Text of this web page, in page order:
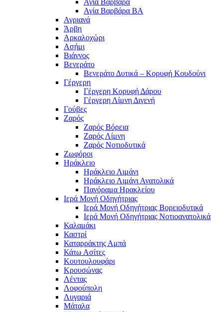
Αγία Βαρβάρα
Αγία Βαρβάρα ΒΑ
Αγριανά
Άρβη
Αρκαλοχώρι
Ασήμι
Βιάννος
Βενεράτο
Βενεράτο Δυτικά – Κορυφή Κουδούνι
Γέργερη
Γέργερη Κορυφή Δάρου
Γέργερη Λίμνη Διγενή
Γούβες
Ζαρός
Ζαρός Βόρεια
Ζαρός Λίμνη
Ζαρός Νοτιοδυτικά
Ζωφόροι
Ηράκλειο
Ηράκλειο Λιμάνι
Ηράκλειο Λιμάνι Ανατολικά
Πανόραμα Ηρακλείου
Ιερά Μονή Οδηγήτριας
Ιερά Μονή Οδηγήτριας Βορειοδυτικά
Ιερά Μονή Οδηγήτριας Νοτιοανατολικά
Καλαμάκι
Καστρί
Καταρράκτης Αμπά
Κάτω Ασίτες
Κουτουλουφάρι
Κρουσώνας
Λέντας
Λοφούπολη
Λυγαριά
Μάταλα